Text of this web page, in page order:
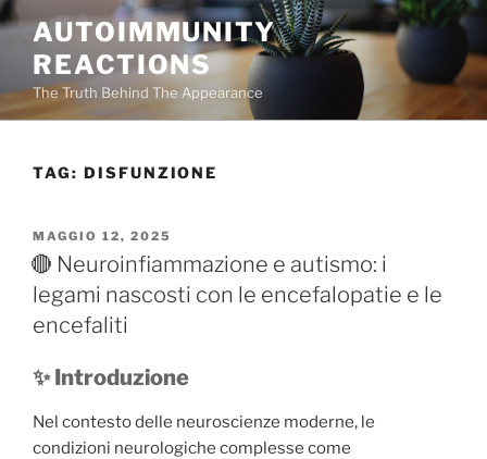
Salta
contenuto
AUTOIMMUNITY
REACTIONS
The Truth Behind The Appearance
TAG: DISFUNZIONE
PUBBLICATO
IL
MAGGIO 12, 2025
🔴 Neuroinfiammazione e autismo: i
legami nascosti con le encefalopatie e le
encefaliti
✨ Introduzione
Nel contesto delle neuroscienze moderne, le
condizioni neurologiche complesse come